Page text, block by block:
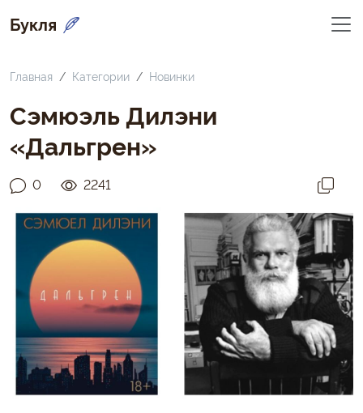
Букля
Главная Категории Новинки
Сэмюэль Дилэни
«Дальгрен»
0 2241